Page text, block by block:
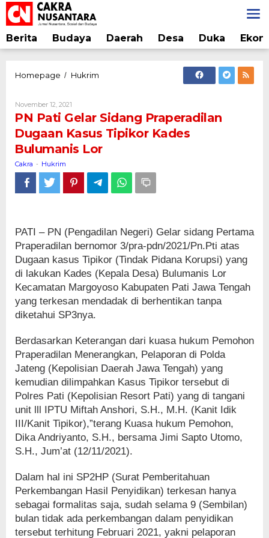
Lewati
ke
konten
Berita Budaya Daerah Desa Duka
Homepage / Hukrim
Sidang
Praperadilan
Dugaan
Kasus
Kades
Bulumanis
Lor
November 12, 2021
Cakra
PN Pati Gelar Sidang Praperadilan
Dugaan Kasus Tipikor Kades
Bulumanis Lor
Cakra - Hukrim
PATI – PN (Pengadilan Negeri) Gelar sidang Pertama
Praperadilan bernomor 3/pra-pdn/2021/Pn.Pti atas
Dugaan kasus Tipikor (Tindak Pidana Korupsi) yang
di lakukan Kades (Kepala Desa) Bulumanis Lor
Kecamatan Margoyoso Kabupaten Pati Jawa Tengah
yang terkesan mendadak di berhentikan tanpa
diketahui SP3nya.
Berdasarkan Keterangan dari kuasa hukum Pemohon
Praperadilan Menerangkan, Pelaporan di Polda
Jateng (Kepolisian Daerah Jawa Tengah) yang
kemudian dilimpahkan Kasus Tipikor tersebut di
Polres Pati (Kepolisian Resort Pati) yang di tangani
unit lll IPTU Miftah Anshori, S.H., M.H. (Kanit Idik
III/Kanit Tipikor),”terang Kuasa hukum Pemohon,
Dika Andriyanto, S.H., bersama Jimi Sapto Utomo,
S.H., Jum’at (12/11/2021).
Dalam hal ini SP2HP (Surat Pemberitahuan
Perkembangan Hasil Penyidikan) terkesan hanya
sebagai formalitas saja, sudah selama 9 (Sembilan)
bulan tidak ada perkembangan dalam penyidikan
tersebut terhitung Februari 2021, yakni pelaporan